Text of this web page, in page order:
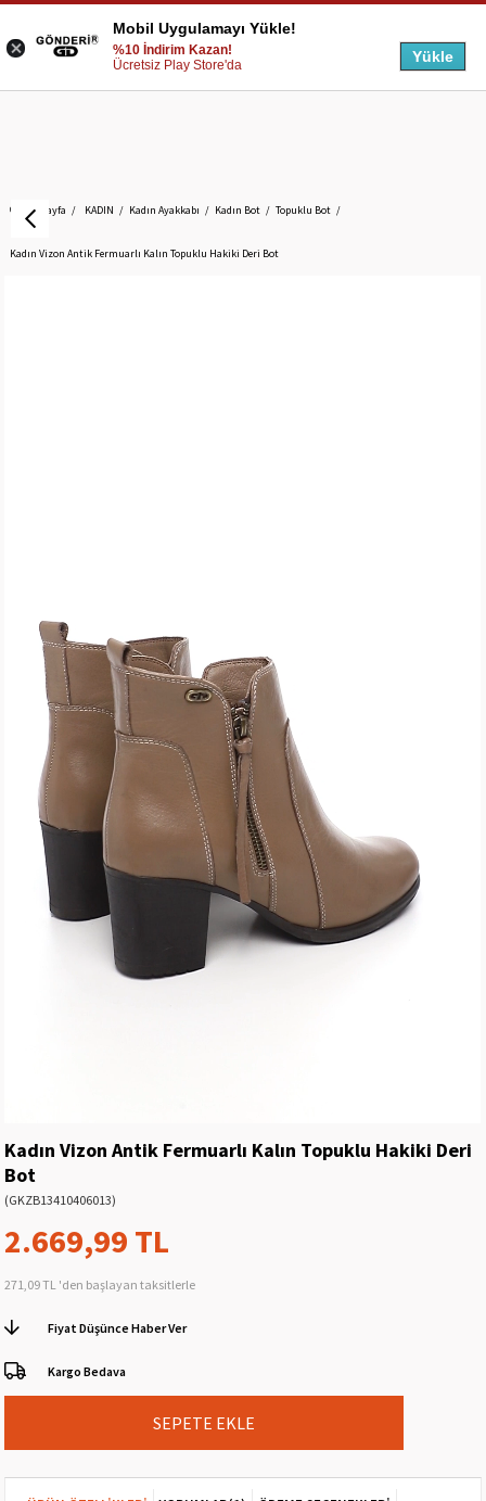
Anasayfa KADIN Kadın Ayakkabı Kadın Bot Topuklu Bot
Kadın Vizon Antik Fermuarlı Kalın Topuklu Hakiki Deri Bot
Kadın Vizon Antik Fermuarlı Kalın Topuklu Hakiki Deri
Bot
(GKZB13410406013)
2.669,99 TL
271,09 TL 'den başlayan taksitlerle
Fiyat Düşünce Haber Ver
Kargo Bedava
Mobil Uygulamayı Yükle!
%10 İndirim Kazan!
Ücretsiz Play Store'da
Yükle